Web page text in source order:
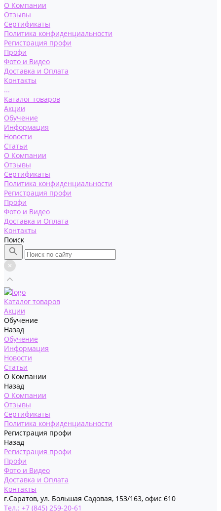
О Компании
Отзывы
Сертификаты
Политика конфиденциальности
Регистрация профи
Профи
Фото и Видео
Доставка и Оплата
Контакты
...
Каталог товаров
Акции
Обучение
Информация
Новости
Статьи
О Компании
Отзывы
Сертификаты
Политика конфиденциальности
Регистрация профи
Профи
Фото и Видео
Доставка и Оплата
Контакты
Поиск
Каталог товаров
Акции
Обучение
Назад
Обучение
Информация
Новости
Статьи
О Компании
Назад
О Компании
Отзывы
Сертификаты
Политика конфиденциальности
Регистрация профи
Назад
Регистрация профи
Профи
Фото и Видео
Доставка и Оплата
Контакты
г.Саратов, ул. Большая Садовая, 153/163, офис 610
Тел.: +7 (845) 259-20-61